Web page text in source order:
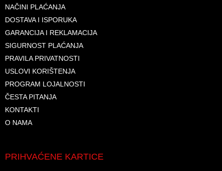
NAČINI PLAĆANJA
DOSTAVA I ISPORUKA
GARANCIJA I REKLAMACIJA
SIGURNOST PLAĆANJA
PRAVILA PRIVATNOSTI
USLOVI KORIŠTENJA
PROGRAM LOJALNOSTI
ČESTA PITANJA
KONTAKTI
O NAMA
PRIHVAĆENE KARTICE